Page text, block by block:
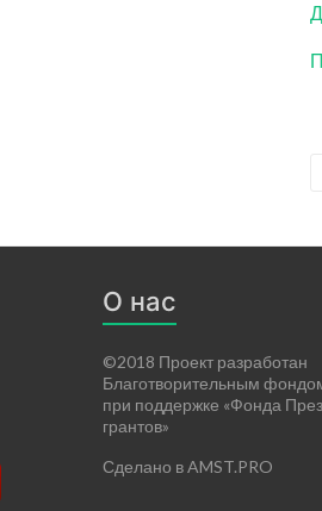
О нас
©2018 Проект разработан
Благотворительным
при поддержке «Фонда
грантов»
Сделано в AMST.PRO